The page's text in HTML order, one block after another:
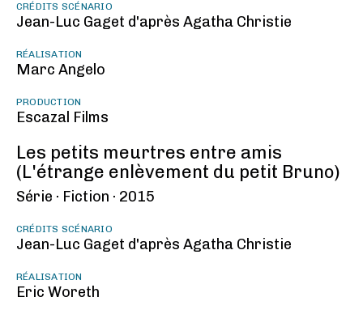
CRÉDITS SCÉNARIO
Jean-Luc Gaget d'après Agatha Christie
RÉALISATION
Marc Angelo
PRODUCTION
Escazal Films
Les petits meurtres entre amis
(L'étrange enlèvement du petit Bruno)
Série · Fiction · 2015
CRÉDITS SCÉNARIO
Jean-Luc Gaget d'après Agatha Christie
RÉALISATION
Eric Woreth